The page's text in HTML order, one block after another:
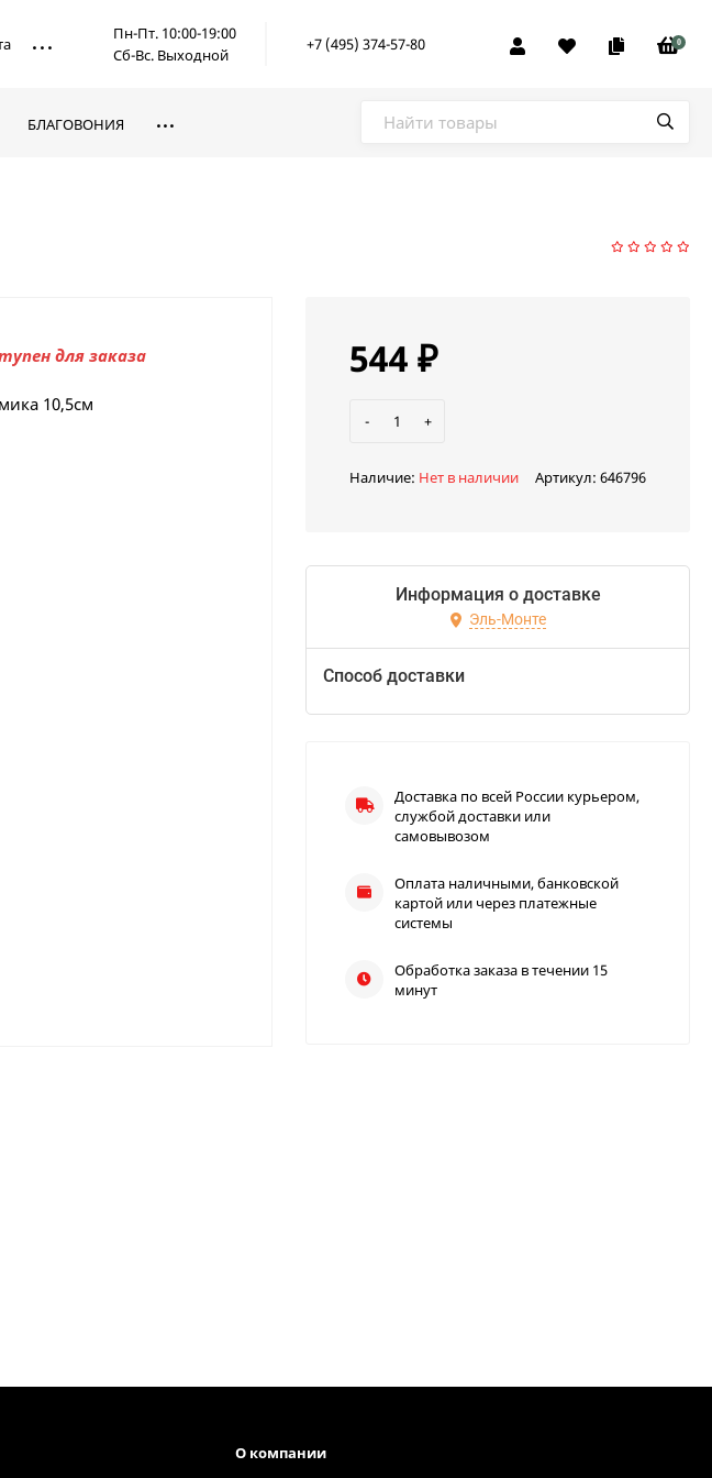
Пн-Пт. 10:00-19:00
Сб-Вс. Выходной
+7 (495) 374-57-80 0
БЛАГОВОНИЯ
для заказа
10,5см
544 ₽
- +
Наличие: Нет в наличии Артикул: 646796
Информация о доставке
Эль-Монте
Способ доставки
Доставка по всей России курьером,
службой доставки или
самовывозом
Оплата наличными, банковской
картой или через платежные
системы
Обработка заказа в течении 15
минут
О компании